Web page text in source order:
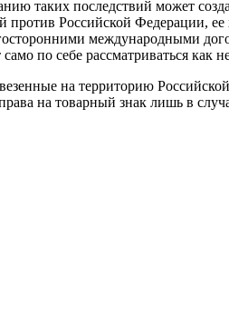
таких последствий может
против Российской Федерации,
международными
по себе рассматриваться как
на территорию
на товарный знак лишь в